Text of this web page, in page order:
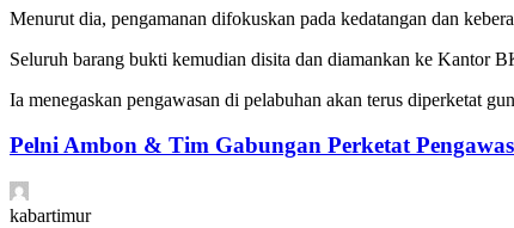
Menurut dia, pengamanan difokuskan pada kedatangan dan
Seluruh barang bukti kemudian disita dan diamankan ke Kantor
Ia menegaskan pengawasan di pelabuhan akan terus diperketat
Pelni Ambon & Tim Gabungan Perketat
kabartimur